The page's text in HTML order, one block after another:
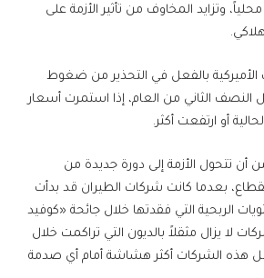
وتزايد المخاوف من تأثير الأزمة على
بالفعل في التحذير من ضغوط
النصف الثاني من العام، إذا استمرت أسعار
أو ارتفعت أكثر.
تتحول الأزمة إلى دورة جديدة من
بعدما كانت شركات الطيران قد بدأت
الربحية التي فقدتها خلال جائحة «كوفيد
لا يزال مثقلاً بالديون التي تراكمت خلال
هذه الشركات أكثر هشاشة أمام أي صدمة